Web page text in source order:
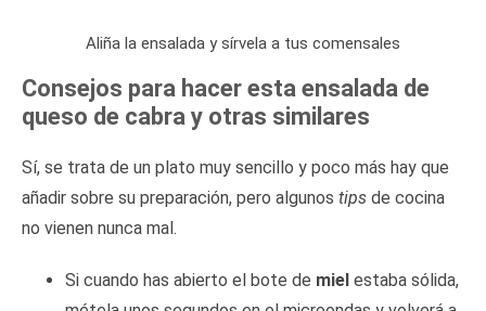
Aliña la ensalada y sírvela a tus comensales
Consejos para hacer esta ensalada de
queso de cabra y otras similares
Sí, se trata de un plato muy sencillo y poco más hay que
añadir sobre su preparación, pero algunos tips de cocina
no vienen nunca mal.
Si cuando has abierto el bote de miel estaba sólida,